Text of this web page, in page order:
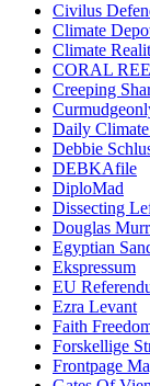
Civilus
Climate
Climate
CORAL
Creeping
Daily
Debbie
DEBKAfile
DiploMad
Dissecting
Douglas
Egyptian
Ekspressum
EU
Ezra Levant
Faith
Forskellige
Frontpage